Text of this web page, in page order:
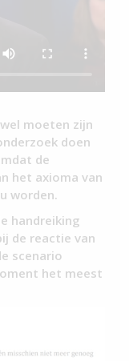
moeten zijn
doen
de
het axioma van
worden.
handreiking
de reactie van
scenario
het meest